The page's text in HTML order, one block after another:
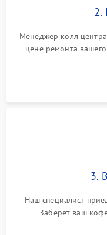
2.
Менеджер колл
цене ремонта
3.
Наш специалист
Заберет ваш